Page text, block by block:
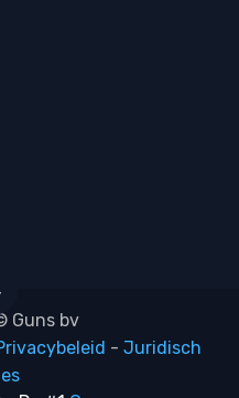
Guns bv
- Juridisch